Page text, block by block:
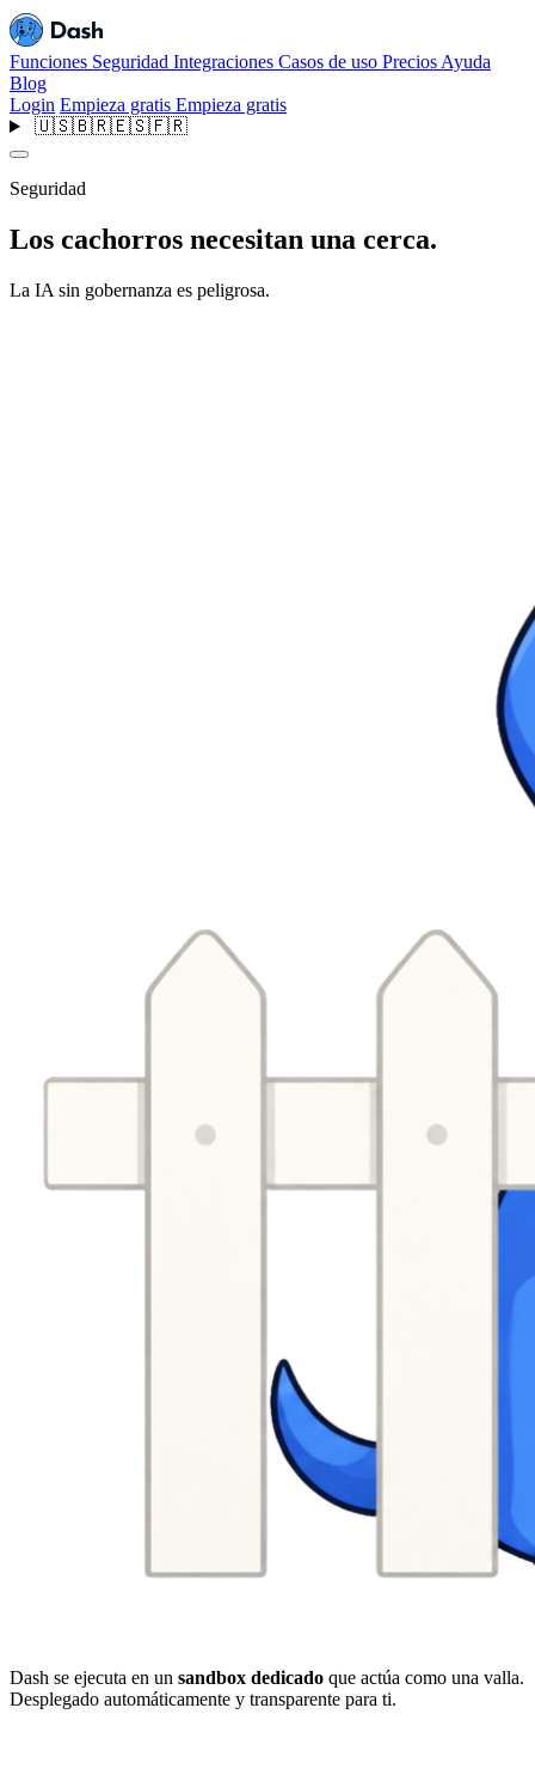
Funciones Seguridad Integraciones Casos de uso Precios Ayuda
Blog
Login Empieza gratis Empieza gratis
🇺🇸🇧🇷🇪🇸🇫🇷
Seguridad
Los cachorros necesitan una cerca.
La IA sin gobernanza es peligrosa.
Dash se ejecuta en un sandbox dedicado que actúa como una valla.
Desplegado automáticamente y transparente para ti.